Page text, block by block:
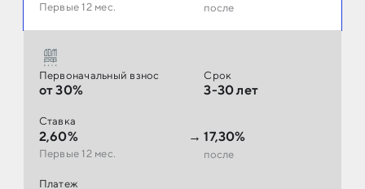
Первые 12 мес. после
Первоначальный взнос
от 30%
Ставка
2,60%
Первые 12 мес.
→ 17,30%
после
Срок
3-30 лет
Платеж